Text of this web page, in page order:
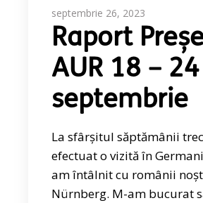
septembrie 26, 2023
Raport
AUR 18 – 24
septembrie
La sfârșitul săptămânii
efectuat o vizită în
am întâlnit cu românii
Nürnberg. M-am bucurat